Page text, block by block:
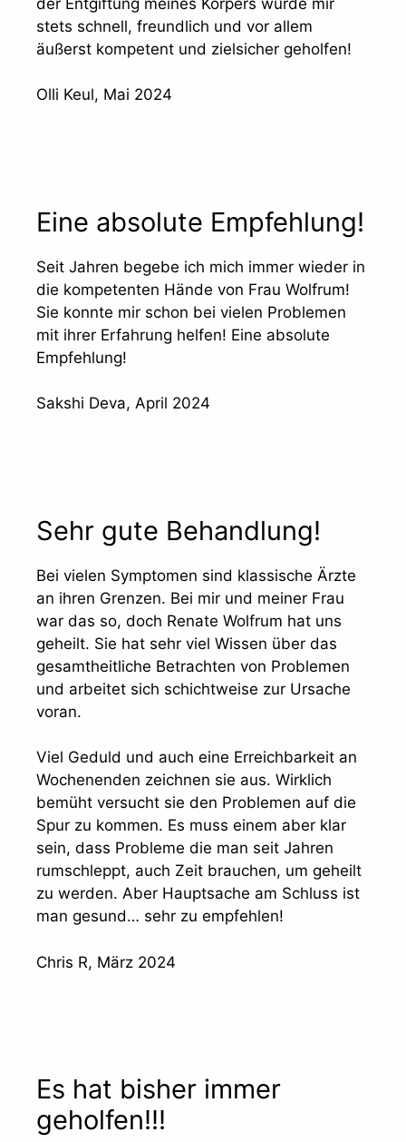
stets schnell, freundlich und vor allem
äußerst kompetent und zielsicher geholfen!
Olli Keul, Mai 2024
Eine absolute Empfehlung!
Seit Jahren begebe ich mich immer wieder in
die kompetenten Hände von Frau Wolfrum!
Sie konnte mir schon bei vielen Problemen
mit ihrer Erfahrung helfen! Eine absolute
Empfehlung!
Sakshi Deva, April 2024
Sehr gute Behandlung!
Bei vielen Symptomen sind klassische Ärzte
an ihren Grenzen. Bei mir und meiner Frau
war das so, doch Renate Wolfrum hat uns
geheilt. Sie hat sehr viel Wissen über das
gesamtheitliche Betrachten von Problemen
und arbeitet sich schichtweise zur Ursache
voran.
Viel Geduld und auch eine Erreichbarkeit an
Wochenenden zeichnen sie aus. Wirklich
bemüht versucht sie den Problemen auf die
Spur zu kommen. Es muss einem aber klar
sein, dass Probleme die man seit Jahren
rumschleppt, auch Zeit brauchen, um geheilt
zu werden. Aber Hauptsache am Schluss ist
man gesund… sehr zu empfehlen!
Chris R, März 2024
Es hat bisher immer
geholfen!!!